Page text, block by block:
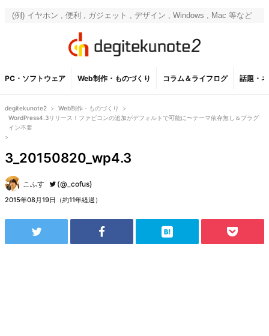
PC・ソフトウェア Web制作・ものづくり コラム＆ライフログ 話題・
degitekunote2 > Web制作・ものづくり
>
WordPress4.3リリース！ファビコンの追加がデフォルトで可能に〜テーマ依存無し＆プラグ
イン不要
>
3_20150820_wp4.3
こふす (@_cofus)
2015年08月19日（約11年経過）